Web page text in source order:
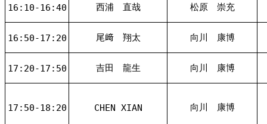
16:10-16:40 西浦 直哉 松原 崇充
16:50-17:20 尾﨑 翔太 向川 康博
17:20-17:50 吉田 龍生 向川 康博
17:50-18:20 CHEN XIAN 向川 康博